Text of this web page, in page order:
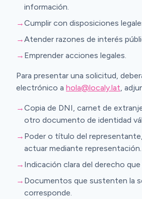
información.
→Cumplir con disposiciones
→Atender razones de interés
→ Emprender acciones legales.
Para presentar una solicitud,
electrónico a hola@localy.lat,
→Copia de DNI, carnet de
otro documento de identidad
→ Poder o título del
actuar mediante representación.
→ Indicación clara del derecho
→ Documentos que sustenten la
corresponde.